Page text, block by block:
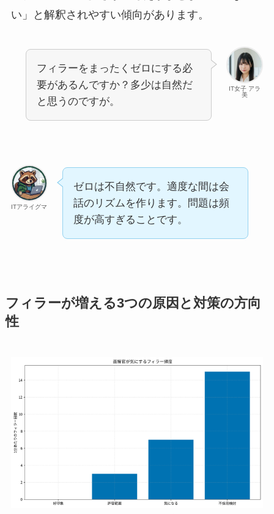
い」と解釈されやすい傾向があります。
IT女子 アラ
美
フィラーをまったくゼロにする必
要があるんですか？多少は自然だ
と思うのですが。
ITアライグマ
ゼロは不自然です。適度な間は会
話のリズムを作ります。問題は頻
度が高すぎることです。
フィラーが増える3つの原因と対策の方向
性